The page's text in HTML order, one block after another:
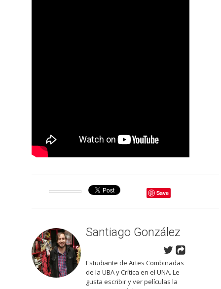
Save
Santiago González
Estudiante de Artes Combinadas
de la UBA y Crítica en el UNA. Le
gusta escribir y ver películas la